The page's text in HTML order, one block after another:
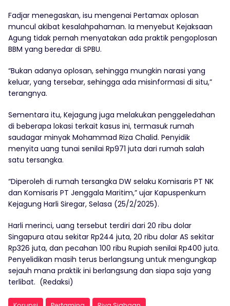
Fadjar menegaskan, isu mengenai Pertamax oplosan
muncul akibat kesalahpahaman. Ia menyebut Kejaksaan
Agung tidak pernah menyatakan ada praktik pengoplosan
BBM yang beredar di SPBU.
“Bukan adanya oplosan, sehingga mungkin narasi yang
keluar, yang tersebar, sehingga ada misinformasi di situ,”
terangnya.
Sementara itu, Kejagung juga melakukan penggeledahan
di beberapa lokasi terkait kasus ini, termasuk rumah
saudagar minyak Mohammad Riza Chalid. Penyidik
menyita uang tunai senilai Rp971 juta dari rumah salah
satu tersangka.
“Diperoleh di rumah tersangka DW selaku Komisaris PT NK
dan Komisaris PT Jenggala Maritim,” ujar Kapuspenkum
Kejagung Harli Siregar, Selasa (25/2/2025).
Harli merinci, uang tersebut terdiri dari 20 ribu dolar
Singapura atau sekitar Rp244 juta, 20 ribu dolar AS sekitar
Rp326 juta, dan pecahan 100 ribu Rupiah senilai Rp400 juta.
Penyelidikan masih terus berlangsung untuk mengungkap
sejauh mana praktik ini berlangsung dan siapa saja yang
terlibat. (Redaksi)